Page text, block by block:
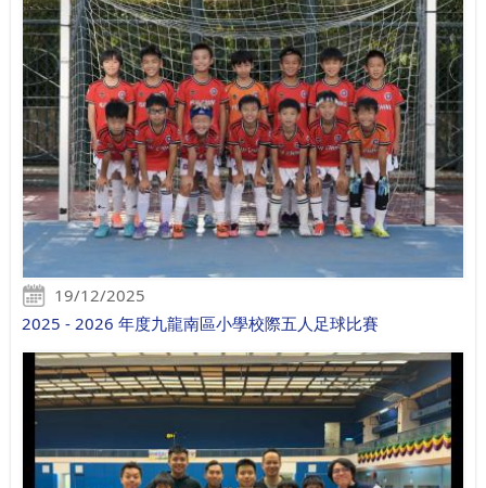
19/12/2025
2025 - 2026 年度九龍南區小學校際五人足球比賽